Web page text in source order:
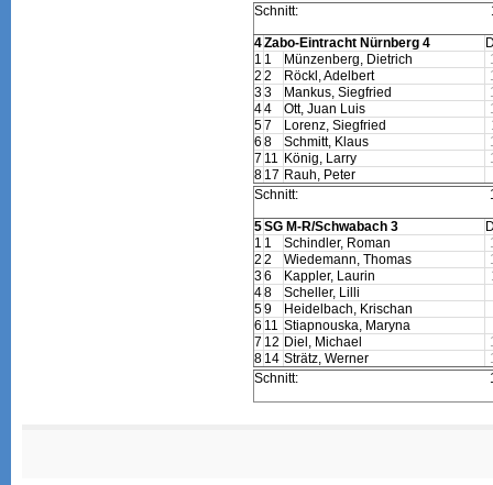
Schnitt:
4Zabo-Eintracht Nürnberg 4
1 1 Münzenberg, Dietrich
2 2 Röckl, Adelbert
33 Mankus, Siegfried
44 Ott, Juan Luis
57 Lorenz, Siegfried
6 8 Schmitt, Klaus
7 11 König, Larry
8 17 Rauh, Peter
Schnitt:
5SG M-R/Schwabach 3
1 1 Schindler, Roman
2 2 Wiedemann, Thomas
36 Kappler, Laurin
48
Scheller, Lilli
59
Heidelbach, Krischan
6 11 Stiapnouska, Maryna
7 12 Diel, Michael
8 14 Strätz, Werner
Schnitt: